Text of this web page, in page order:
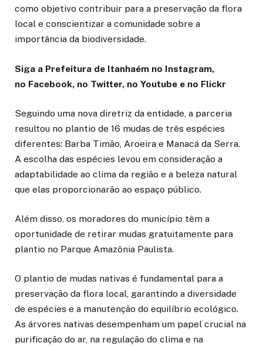
como objetivo contribuir para a preservação da flora
local e conscientizar a comunidade sobre a
importância da biodiversidade.
Siga a Prefeitura de Itanhaém no Instagram,
no Facebook, no Twitter, no Youtube e no Flickr
Seguindo uma nova diretriz da entidade, a parceria
resultou no plantio de 16 mudas de três espécies
diferentes: Barba Timão, Aroeira e Manacá da Serra.
A escolha das espécies levou em consideração a
adaptabilidade ao clima da região e a beleza natural
que elas proporcionarão ao espaço público.
Além disso, os moradores do município têm a
oportunidade de retirar mudas gratuitamente para
plantio no Parque Amazônia Paulista.
O plantio de mudas nativas é fundamental para a
preservação da flora local, garantindo a diversidade
de espécies e a manutenção do equilíbrio ecológico.
As árvores nativas desempenham um papel crucial na
purificação do ar, na regulação do clima e na